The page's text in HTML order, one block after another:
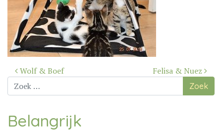
Bericht
navigatie
Wolf & Boef
Felisa & Nuez
Zoek
naar:
Belangrijk